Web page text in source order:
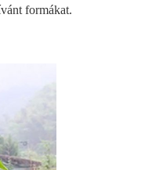
formákat.